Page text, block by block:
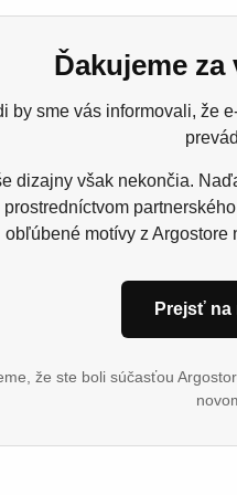
teriérov! Ak je pre vás
stvoreniam a noste
a potešiť aj ostatných.
viskóza, single jers
Ďakujeme
by sme vás informovali, že
dizajny však nekončia.
prostredníctvom
obľúbené motívy z Argostore
Prejsť na
že ste boli súčasťou